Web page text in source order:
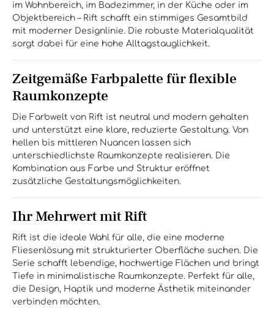
im Wohnbereich, im Badezimmer, in der Küche oder im
Objektbereich – Rift schafft ein stimmiges Gesamtbild
mit moderner Designlinie. Die robuste Materialqualität
sorgt dabei für eine hohe Alltagstauglichkeit.
Zeitgemäße Farbpalette für flexible
Raumkonzepte
Die Farbwelt von Rift ist neutral und modern gehalten
und unterstützt eine klare, reduzierte Gestaltung. Von
hellen bis mittleren Nuancen lassen sich
unterschiedlichste Raumkonzepte realisieren. Die
Kombination aus Farbe und Struktur eröffnet
zusätzliche Gestaltungsmöglichkeiten.
Ihr Mehrwert mit Rift
Rift ist die ideale Wahl für alle, die eine moderne
Fliesenlösung mit strukturierter Oberfläche suchen. Die
Serie schafft lebendige, hochwertige Flächen und bringt
Tiefe in minimalistische Raumkonzepte. Perfekt für alle,
die Design, Haptik und moderne Ästhetik miteinander
verbinden möchten.